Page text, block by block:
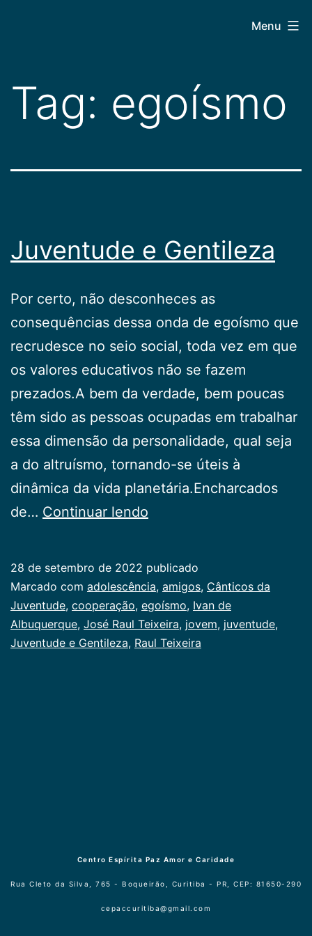
conteúdo
Menu
Tag: egoísmo
Juventude e Gentileza
Por certo, não desconheces as
consequências dessa onda de egoísmo que
recrudesce no seio social, toda vez em que
os valores educativos não se fazem
prezados.A bem da verdade, bem poucas
têm sido as pessoas ocupadas em trabalhar
essa dimensão da personalidade, qual seja
a do altruísmo, tornando-se úteis à
dinâmica da vida planetária.Encharcados
de… Continuar lendo
28 de setembro de 2022 publicado
Categorizado
como
Juventude
Marcado com adolescência, amigos, Cânticos da
Juventude, cooperação, egoísmo, Ivan de
Albuquerque, José Raul Teixeira, jovem, juventude,
Juventude e Gentileza, Raul Teixeira
Centro Espírita Paz Amor e Caridade
Rua Cleto da Silva, 765 - Boqueirão, Curitiba - PR, CEP: 81650-290
cepaccuritiba@gmail.com